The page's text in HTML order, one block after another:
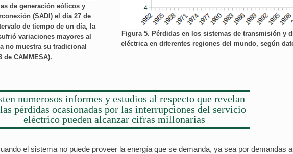
de generación eólicos y
(SADI) el día 27 de
de tiempo de un día, la
variaciones mayores al
no muestra su tradicional
de CAMMESA).
Figura 5. Pérdidas en los sistemas de transmisión y
eléctrica en diferentes regiones del mundo, según
numerosos informes y estudios al respecto que revelan
pérdidas ocasionadas por las interrupciones del servicio
eléctrico pueden alcanzar cifras millonarias
el sistema no puede proveer la energía que se demanda, ya sea por demandas